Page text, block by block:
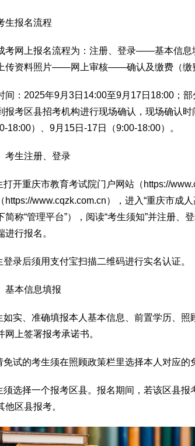
生报名流程
考网上报名流程为：注册、登录——基本信
资料照片——网上审核——确认及缴费（缴费
间：2025年9月3日14:00至9月17日18:00；
报考区县招考机构进行现场确认，现场确认时
18:00）、9月15日-17日（9:00-18:00）。
考生注册、登录
打开重庆市教育考试院门户网站（https://
https://www.cqzk.com.cn），进入“重庆市成
简称“管理平台”），阅读“考生须知”并注册、
进行报名。
登录后须用支付宝扫描二维码进行实名认证。
基本信息填报
如实、准确填报本人基本信息、前置学历、照
网上签署报考承诺书。
免试的考生须在照顾政策栏里选择本人对应的
须选择一个报考区县。报名期间，若该区县报
他区县报考。